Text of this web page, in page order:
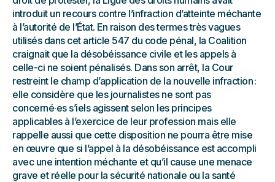
introduit un recours contre l’infraction d’atteinte méchante
à l’autorité de l’État. En raison des termes très vagues
utilisés dans cet article 547 du code pénal, la Coalition
craignait que la désobéissance civile et les appels à
celle-ci ne soient pénalisés. Dans son arrêt, la Cour
restreint le champ d’application de la nouvelle infraction :
elle considère que les journalistes ne sont pas
concerné·es s’iels agissent selon les principes
applicables à l’exercice de leur profession mais elle
rappelle aussi que cette disposition ne pourra être mise
en œuvre que si l’appel à la désobéissance est accompli
avec une intention méchante et qu’il cause une menace
grave et réelle pour la sécurité nationale ou la santé